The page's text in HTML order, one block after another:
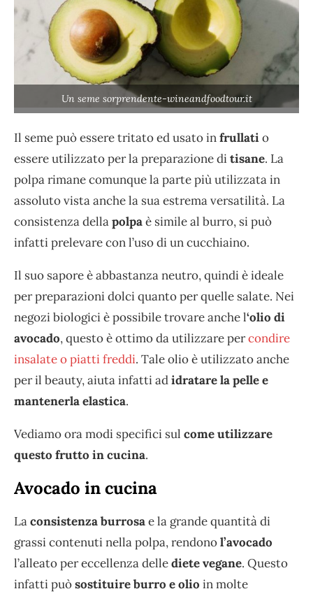
Un seme sorprendente-wineandfoodtour.it
Il seme può essere tritato ed usato infrullatio
essere utilizzato per la preparazione ditisane. La
polpa rimane comunque la parte più utilizzata in
assoluto vista anche la sua estrema versatilità. La
consistenza dellapolpaè simile al burro, si può
infatti prelevare con l’uso di un cucchiaino.
Il suo sapore è abbastanza neutro, quindi è ideale
per preparazioni dolci quanto per quelle salate. Nei
negozi biologici è possibile trovare anche l‘olio di
avocado, questo è ottimo da utilizzare percondire
insalate o piatti freddi. Tale olio è utilizzato anche
per il beauty, aiuta infatti adidratare la pelle e
mantenerla elastica.
Vediamo ora modi specifici sul come utilizzare
questo frutto in cucina.
Avocado in cucina
Laconsistenza burrosae la grande quantità di
grassi contenuti nella polpa, rendonol’avocado
l’alleato per eccellenza dellediete vegane. Questo
infatti puòsostituire burro e olio in molte